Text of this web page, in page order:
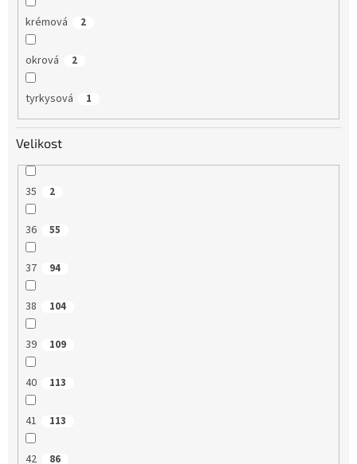
krémová 2
okrová 2
tyrkysová 1
Velikost
35 2
36 55
37 94
38 104
39 109
40 113
41 113
42 86